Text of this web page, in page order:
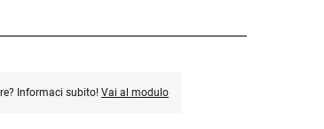
Informaci subito! Vai al modulo